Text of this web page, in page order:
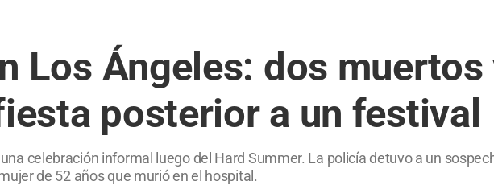
Los Ángeles: dos
posterior a un festival
celebración informal luego del Hard Summer. La policía detuvo a un
de 52 años que murió en el hospital.